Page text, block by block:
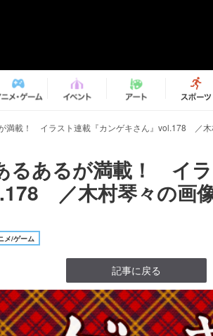
満載！ イラスト連載『カンゲキさん』vol.178 ／木
るあるが満載！ イ
／木村琴々の画
メ/ゲーム
記事に戻る